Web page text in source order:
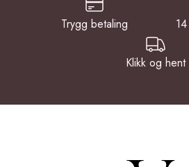
Trygg betaling
Klikk og hent